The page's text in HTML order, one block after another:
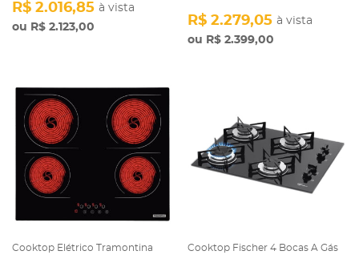
R$ 2.123,00
R$ 2.016,85 à vista
R$ 2.399,00
R$ 2.279,05 à vista
Cooktop Elétrico Tramontina
Cooktop Fischer 4 Bocas A Gás